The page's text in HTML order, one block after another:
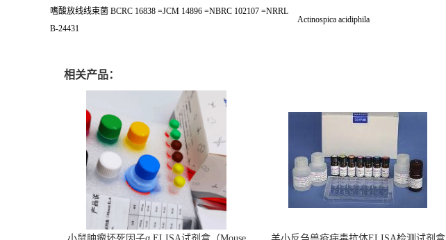
嗜酸放线线束菌 BCRC 16838 =JCM 14896 =NBRC 102107 =NRRL
B-24431
Actinospica acidiphila
相关产品：